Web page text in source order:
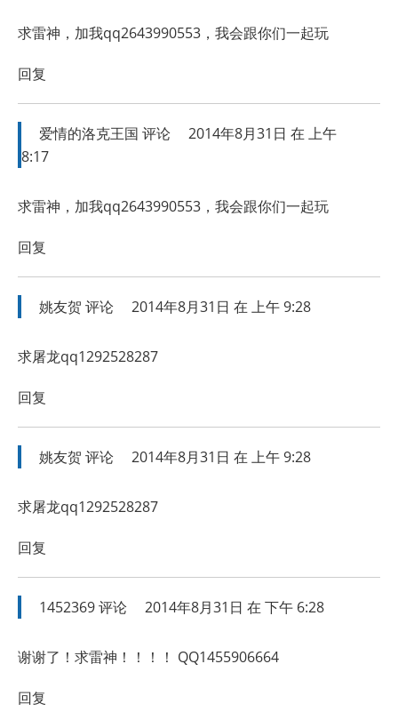
求雷神，加我qq2643990553，我会跟你们一起玩
回复
爱情的洛克王国 评论
2014年8月31日 在 上午
8:17
求雷神，加我qq2643990553，我会跟你们一起玩
回复
姚友贺 评论 2014年8月31日 在 上午 9:28
求屠龙qq1292528287
回复
姚友贺 评论 2014年8月31日 在 上午 9:28
求屠龙qq1292528287
回复
1452369评论 2014年8月31日 在 下午 6:28
谢谢了！求雷神！！！！ QQ1455906664
回复